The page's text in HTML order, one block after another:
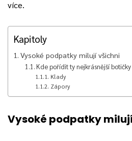
více.
Kapitoly
Vysoké podpatky milují všichni
Kde pořídit ty nejkrásnější botičky
Klady
Zápory
Vysoké podpatky